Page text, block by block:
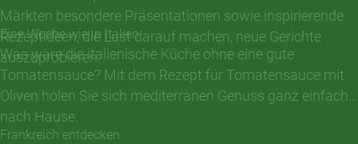
Märkten besondere Präsentationen sowie inspirierende
Rezeptideen, die Lust darauf machen, neue Gerichte
auszuprobieren.
Eine Woche wie in Italien
Was wäre die italienische Küche ohne eine gute
Tomatensauce? Mit dem Rezept für Tomatensauce mit
Oliven holen Sie sich mediterranen Genuss ganz einfach
nach Hause.
Frankreich entdecken